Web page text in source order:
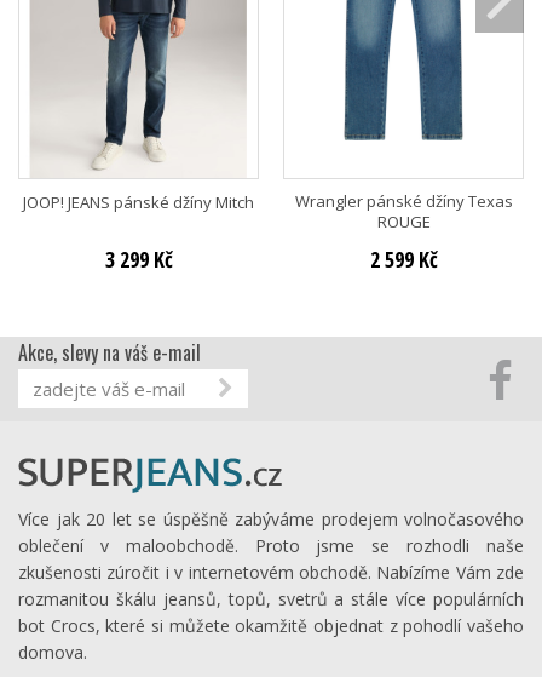
JOOP! JEANS pánské džíny Mitch
3 299 Kč
Wrangler pánské džíny Texas
ROUGE
2 599 Kč
Akce, slevy na váš e-mail
Více jak 20 let se úspěšně zabýváme prodejem volnočasového
oblečení v maloobchodě. Proto jsme se rozhodli naše
zkušenosti zúročit i v internetovém obchodě. Nabízíme Vám zde
rozmanitou škálu jeansů, topů, svetrů a stále více populárních
bot Crocs, které si můžete okamžitě objednat z pohodlí vašeho
domova.